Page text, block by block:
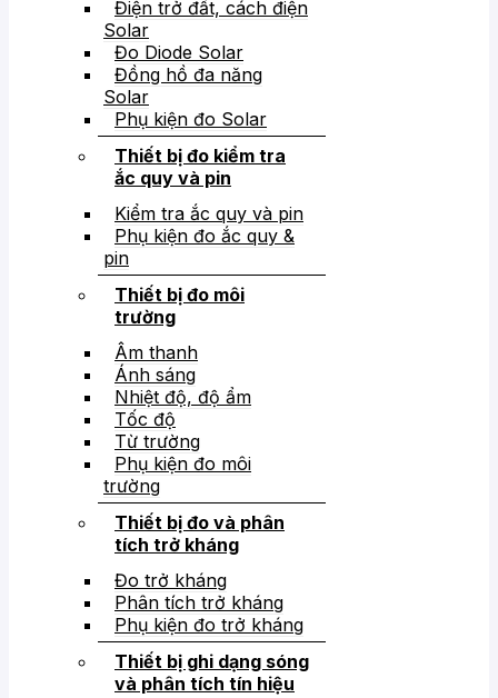
Điện trở đất, cách điện
Solar
Đo Diode Solar
Đồng hồ đa năng
Solar
Phụ kiện đo Solar
Thiết bị đo kiểm tra
ắc quy và pin
Kiểm tra ắc quy và pin
Phụ kiện đo ắc quy &
pin
Thiết bị đo môi
trường
Âm thanh
Ánh sáng
Nhiệt độ, độ ẩm
Tốc độ
Từ trường
Phụ kiện đo môi
trường
Thiết bị đo và phân
tích trở kháng
Đo trở kháng
Phân tích trở kháng
Phụ kiện đo trở kháng
Thiết bị ghi dạng sóng
và phân tích tín hiệu